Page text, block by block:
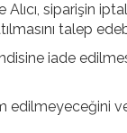
siparişin
talep
iade
edilmeyeceğini